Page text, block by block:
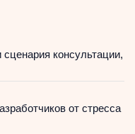
консультации,
от стресса